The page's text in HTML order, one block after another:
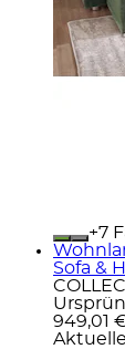
+
Sofa &
949,01